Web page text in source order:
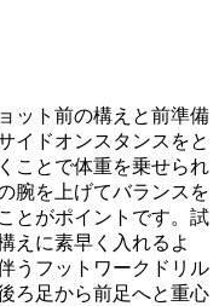
ット前の構えと前準備
イドオンスタンスをと
ことで体重を乗せられ
腕を上げてバランスを
とがポイントです。試
えに素早く入れるよ
うフットワークドリル
ろ足から前足へと重心